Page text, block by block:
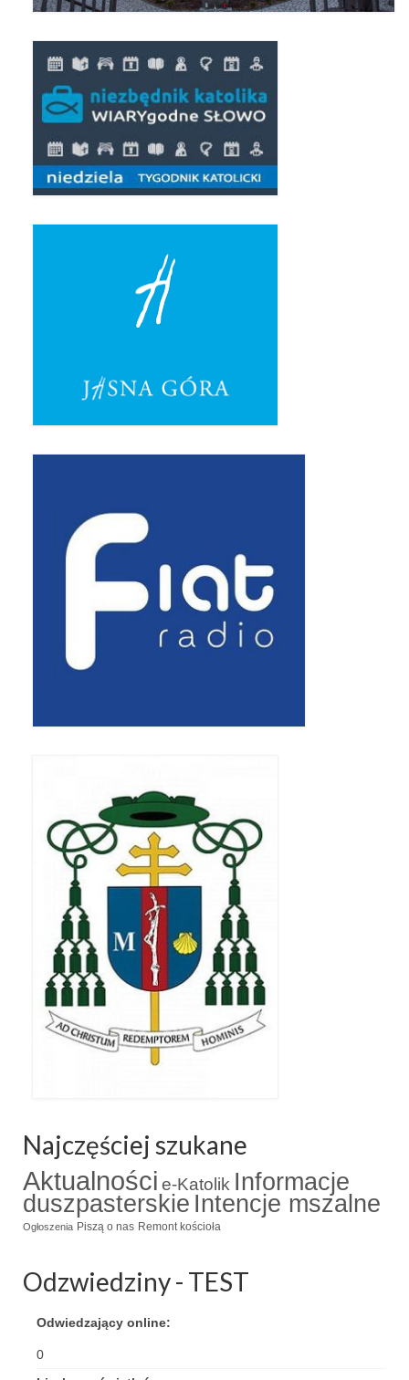
Kancelaria
Zaprzyjaźnione strony
Kontakt
POMOC PSYCHOTERAPEUTY
Standardy ochrony małoletnich
Najczęściej szukane
Aktualności e-Katolik Informacje
duszpasterskie Intencje mszalne
Ogłoszenia Piszą o nas Remont kościoła
Odzwiedziny - TEST
Odwiedzający online:
0